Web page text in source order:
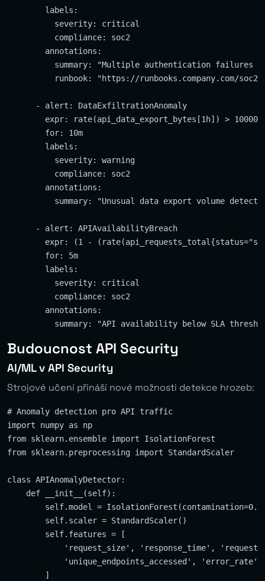
        labels:
          severity: critical
          compliance: soc2
        annotations:
summary: "Multiple authentication failures
runbook: "https://runbooks.company.com/
      - alert: DataExfiltrationAnomaly
expr: rate(api_data_export_bytes[1h]) >
        for: 10m
        labels:
          severity: warning
          compliance: soc2
        annotations:
summary: "Unusual data export volume
      - alert: APIAvailabilityBreach
expr: (1 -
        for: 5m
        labels:
          severity: critical
          compliance: soc2
        annotations:
Budoucnost API Security
AI/ML v API Security
Strojové učení přináší nové možnosti detekce hrozeb:
# Anomaly detection pro API traffic
import numpy as np
from sklearn.ensemble import IsolationForest
from sklearn.preprocessing import StandardScaler
class APIAnomalyDetector:
    def __init__(self):
self.model =
        self.scaler = StandardScaler()
        self.features = [
'request_size', 'response_time',
'unique_endpoints_accessed',
        ]